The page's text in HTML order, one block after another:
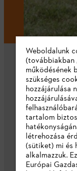
Weboldalunk
(továbbiakban
működésének
szükséges
hozzájárulása
tartalom
létrehozása
(sütiket) mi és
alkalmazzuk.
Európai